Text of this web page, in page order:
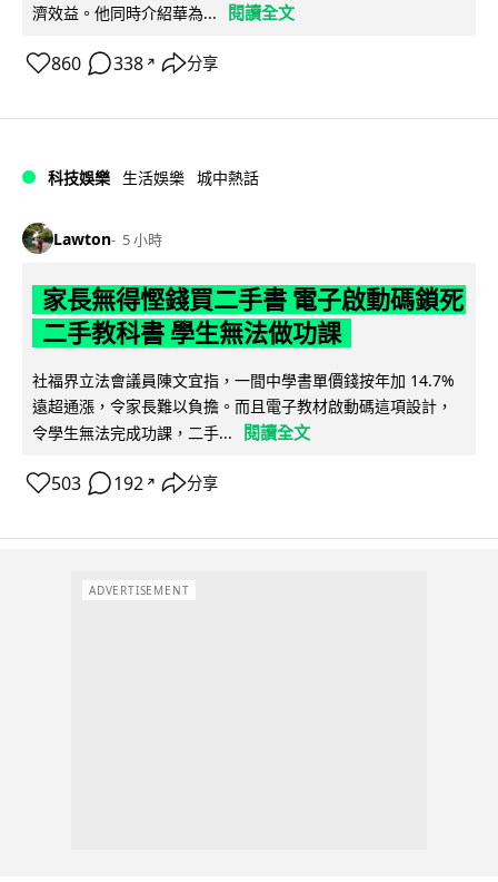
濟效益。他同時介紹華為...
閱讀全文
860 338 ↗ 分享
科技娛樂 生活娛樂 城中熱話
Lawton 5 小時
家長無得慳錢買二手書 電子啟動碼鎖死
二手教科書 學生無法做功課
社福界立法會議員陳文宜指，一間中學書單價錢按年加 14.7%
遠超通漲，令家長難以負擔。而且電子教材啟動碼這項設計，
令學生無法完成功課，二手...
閱讀全文
503 192 ↗ 分享
ADVERTISEMENT